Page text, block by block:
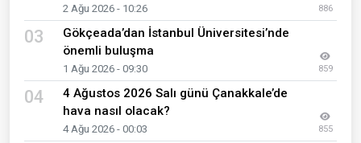
2 Ağu 2026 - 10:26 886
03
Gökçeada’dan İstanbul Üniversitesi’nde
önemli buluşma
1 Ağu 2026 - 09:30 859
04
4 Ağustos 2026 Salı günü Çanakkale’de
hava nasıl olacak?
4 Ağu 2026 - 00:03 855